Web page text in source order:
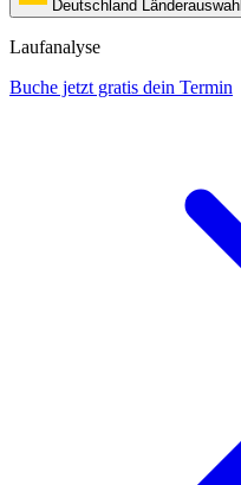
Deutschland Länderauswahl
Laufanalyse
Buche jetzt gratis dein Termin